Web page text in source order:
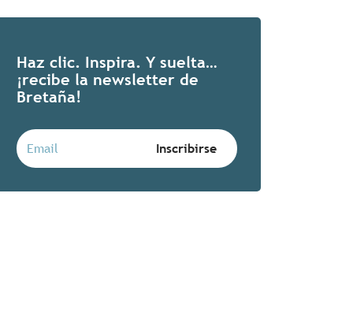
Haz clic. Inspira. Y suelta…
¡recibe la newsletter de
Bretaña!